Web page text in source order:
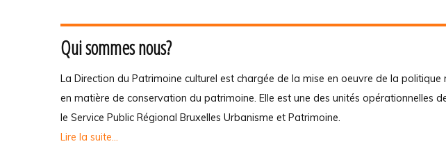
Qui sommes nous?
La Direction du Patrimoine culturel est chargée de la mise en oeuvre de la politique
en matière de conservation du patrimoine. Elle est une des unités opérationnelles
le Service Public Régional Bruxelles Urbanisme et Patrimoine.
Lire la suite...